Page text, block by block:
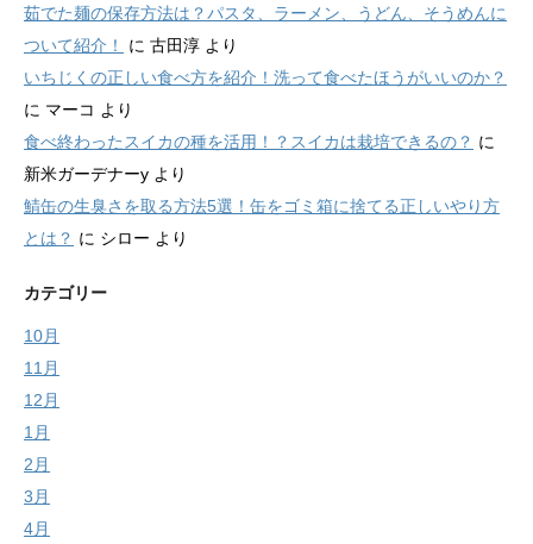
茹でた麺の保存方法は？パスタ、ラーメン、うどん、そうめんに
ついて紹介！
に 古田淳 より
いちじくの正しい食べ方を紹介！洗って食べたほうがいいのか？
に マーコ より
食べ終わったスイカの種を活用！？スイカは栽培できるの？ に
新米ガーデナーy より
鯖缶の生臭さを取る方法5選！缶をゴミ箱に捨てる正しいやり方
とは？ に シロー より
カテゴリー
10月
11月
12月
1月
2月
3月
4月